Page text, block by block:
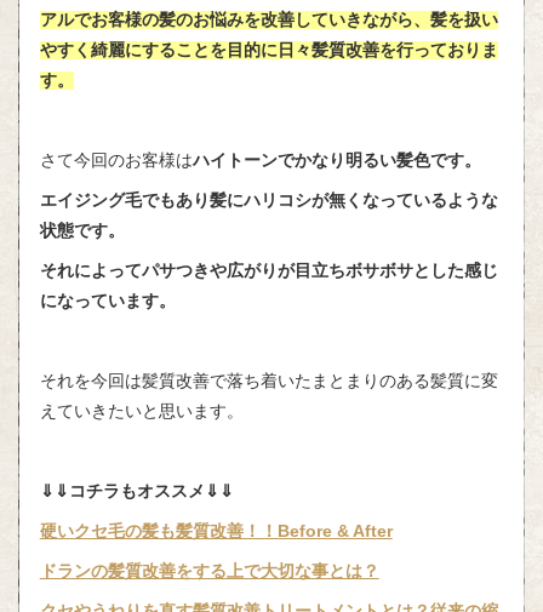
アルでお客様の髪のお悩みを改善していきながら、髪を扱い
やすく綺麗にすることを目的に日々髪質改善を行っておりま
す。
さて今回のお客様はハイトーンでかなり明るい髪色です。
エイジング毛でもあり髪にハリコシが無くなっているような
状態です。
それによってパサつきや広がりが目立ちボサボサとした感じ
になっています。
それを今回は髪質改善で落ち着いたまとまりのある髪質に変
えていきたいと思います。
⇓⇓コチラもオススメ⇓⇓
硬いクセ毛の髪も髪質改善！！Before & After
ドランの髪質改善をする上で大切な事とは？